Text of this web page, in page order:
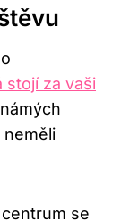
stojí za vaši
se